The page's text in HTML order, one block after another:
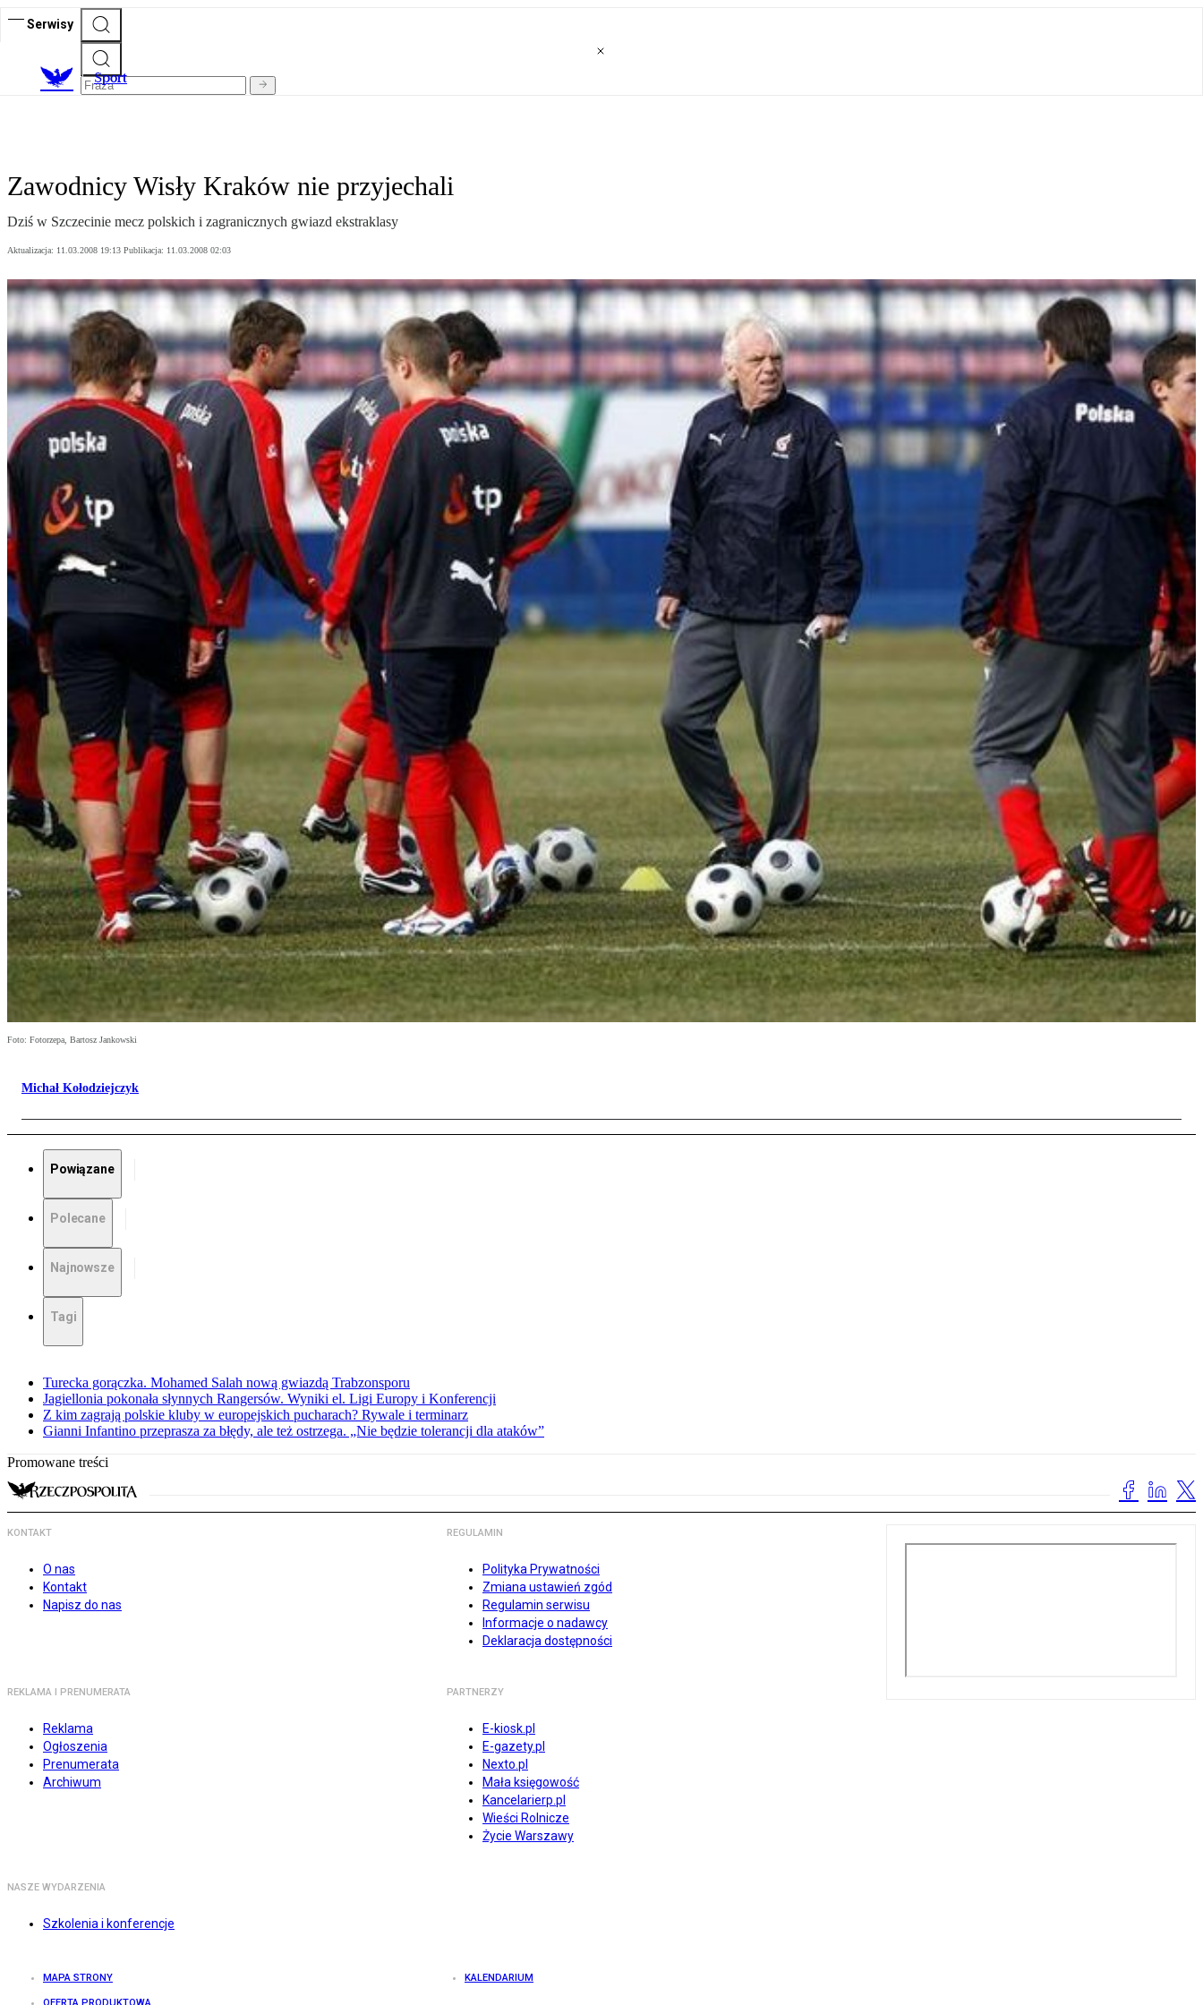
Serwisy
Sport
Zawodnicy Wisły Kraków nie przyjechali
Dziś w Szczecinie mecz polskich i zagranicznych gwiazd ekstraklasy
Aktualizacja: 11.03.2008 19:13 Publikacja: 11.03.2008 02:03
Foto: Fotorzepa, Bartosz Jankowski
Michał Kołodziejczyk
Powiązane
Polecane
Najnowsze
Tagi
Turecka gorączka. Mohamed Salah nową gwiazdą Trabzonsporu
Jagiellonia pokonała słynnych Rangersów. Wyniki el. Ligi Europy i Konferencji
Z kim zagrają polskie kluby w europejskich pucharach? Rywale i terminarz
Gianni Infantino przeprasza za błędy, ale też ostrzega. „Nie będzie tolerancji dla ataków”
Promowane treści
KONTAKT
O nas
Kontakt
Napisz do nas
REGULAMIN
Polityka Prywatności
Zmiana ustawień zgód
Regulamin serwisu
Informacje o nadawcy
Deklaracja dostępności
REKLAMA I PRENUMERATA
Reklama
Ogłoszenia
Prenumerata
Archiwum
PARTNERZY
E-kiosk.pl
E-gazety.pl
Nexto.pl
Mała księgowość
Kancelarierp.pl
Wieści Rolnicze
Życie Warszawy
NASZE WYDARZENIA
Szkolenia i konferencje
MAPA STRONY KALENDARIUM